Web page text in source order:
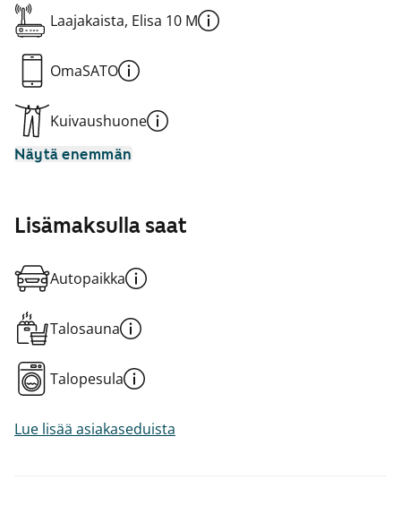
Laajakaista, Elisa 10 M
OmaSATO
Kuivaushuone
Näytä enemmän
Lisämaksulla saat
Autopaikka
Talosauna
Talopesula
Lue lisää asiakaseduista